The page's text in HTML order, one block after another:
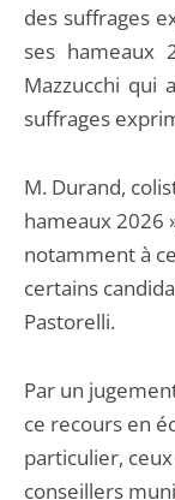
des suffrages
ses hameaux
Mazzucchi qui
suffrages
M. Durand,
hameaux 2026
notamment à
certains
Pastorelli.
Par un
ce recours en
particulier,
conseillers